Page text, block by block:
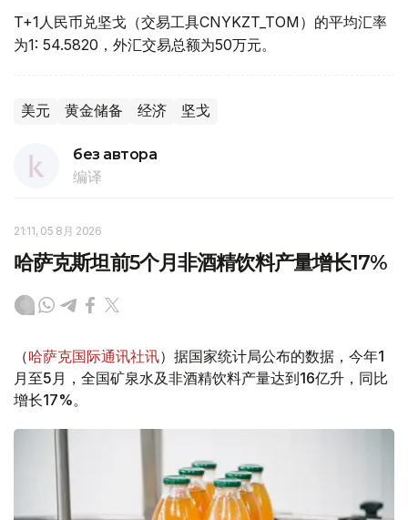
T+1人民币兑坚戈（交易工具CNYKZT_TOM）的平均汇率
为1: 54.5820，外汇交易总额为50万元。
美元 黄金储备 经济 坚戈
без автора
编译
21:11, 05 8月 2026
哈萨克斯坦前5个月非酒精饮料产量增长17%
（哈萨克国际通讯社讯）据国家统计局公布的数据，今年1
月至5月，全国矿泉水及非酒精饮料产量达到16亿升，同比
增长17%。